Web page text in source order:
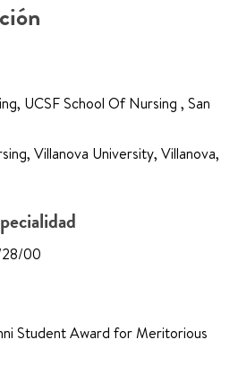
UCSF School Of Nursing , San
Villanova University, Villanova,
00
Student Award for Meritorious